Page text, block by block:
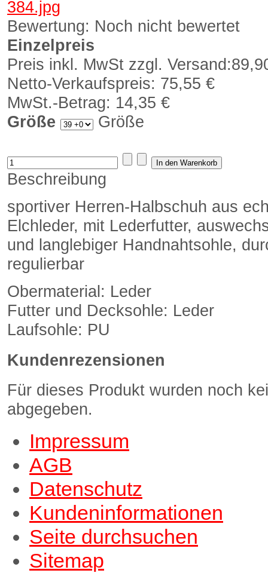
Bewertung: Noch nicht bewertet
Einzelpreis
Preis inkl. MwSt zzgl. Versand:
Netto-Verkaufspreis: 75,55 €
MwSt.-Betrag: 14,35 €
Größe
Größe
Beschreibung
sportiver Herren-Halbschuh aus
Elchleder, mit Lederfutter,
und langlebiger Handnahtsohle,
regulierbar
Obermaterial: Leder
Futter und Decksohle: Leder
Laufsohle: PU
Kundenrezensionen
Für dieses Produkt wurden noch
abgegeben.
Impressum
AGB
Datenschutz
Kundeninformationen
Seite durchsuchen
Sitemap